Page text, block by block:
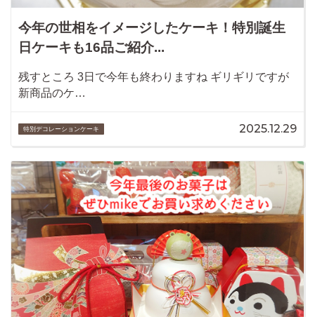
今年の世相をイメージしたケーキ！特別誕生
日ケーキも16品ご紹介...
残すところ 3日で今年も終わりますね ギリギリですが
新商品のケ…
特別デコレーションケーキ 2025.12.29